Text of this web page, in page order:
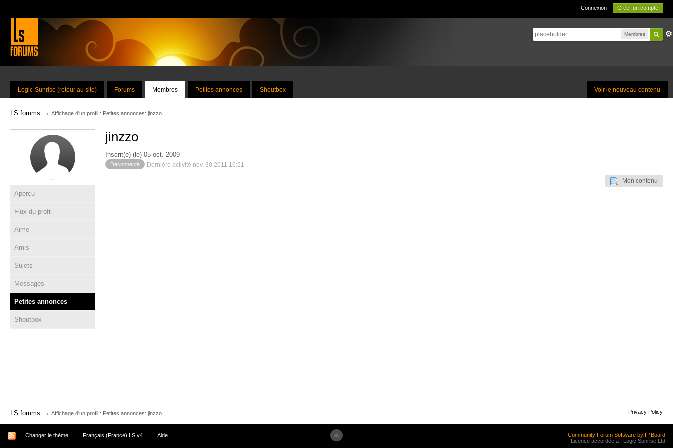
Connexion Créer un compte
Membres
Voir le nouveau contenu
Logic-Sunrise (retour au site) Forums Membres Petites annonces Shoutbox
LS forums → Affichage d'un profil : Petites annonces: jinzzo
Aperçu
Flux du profil
Aime
Amis
Sujets
Messages
Petites annonces
Shoutbox
jinzzo
Inscrit(e) (le) 05 oct. 2009
Déconnecté Dernière activité nov. 30 2011 16:51
Mon contenu
LS forums → Affichage d'un profil : Petites annonces: jinzzo Privacy Policy
Changer le thème Français (France) LS v4 Aide
Community Forum Software by IP.Board
Licence accordée à : Logic Sunrise Ltd